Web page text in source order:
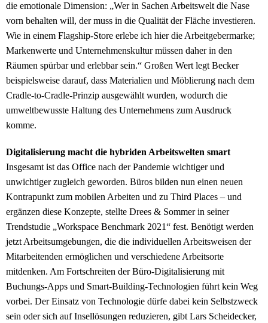
die emotionale Dimension: „Wer in Sachen Arbeitswelt die Nase
vorn behalten will, der muss in die Qualität der Fläche investieren.
Wie in einem Flagship-Store erlebe ich hier die Arbeitgebermarke;
Markenwerte und Unternehmenskultur müssen daher in den
Räumen spürbar und erlebbar sein.“ Großen Wert legt Becker
beispielsweise darauf, dass Materialien und Möblierung nach dem
Cradle-to-Cradle-Prinzip ausgewählt wurden, wodurch die
umweltbewusste Haltung des Unternehmens zum Ausdruck
komme.
Digitalisierung macht die hybriden Arbeitswelten smart
Insgesamt ist das Office nach der Pandemie wichtiger und
unwichtiger zugleich geworden. Büros bilden nun einen neuen
Kontrapunkt zum mobilen Arbeiten und zu Third Places – und
ergänzen diese Konzepte, stellte Drees & Sommer in seiner
Trendstudie „Workspace Benchmark 2021“ fest. Benötigt werden
jetzt Arbeitsumgebungen, die die individuellen Arbeitsweisen der
Mitarbeitenden ermöglichen und verschiedene Arbeitsorte
mitdenken. Am Fortschreiten der Büro-Digitalisierung mit
Buchungs-Apps und Smart-Building-Technologien führt kein Weg
vorbei. Der Einsatz von Technologie dürfe dabei kein Selbstzweck
sein oder sich auf Insellösungen reduzieren, gibt Lars Scheidecker,